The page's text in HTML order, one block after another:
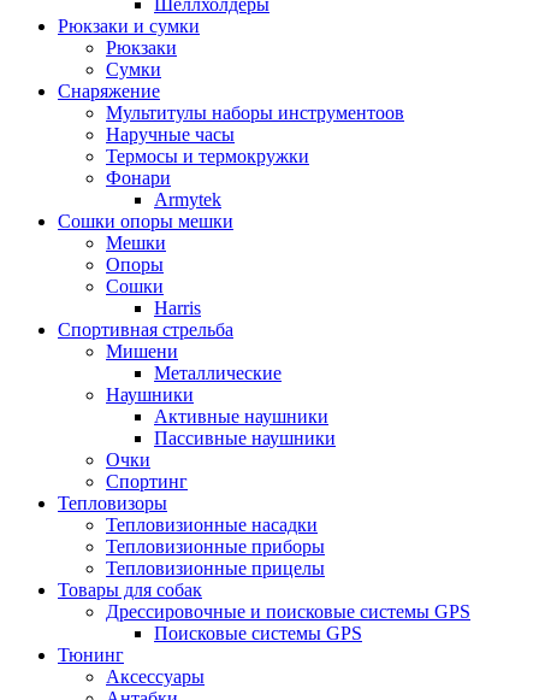
Шеллхолдеры
Рюкзаки и сумки
Рюкзаки
Сумки
Снаряжение
Мультитулы наборы инструментоов
Наручные часы
Термосы и термокружки
Фонари
Armytek
Сошки опоры мешки
Мешки
Опоры
Сошки
Harris
Спортивная стрельба
Мишени
Металлические
Наушники
Активные наушники
Пассивные наушники
Очки
Спортинг
Тепловизоры
Тепловизионные насадки
Тепловизионные приборы
Тепловизионные прицелы
Товары для собак
Дрессировочные и поисковые системы GPS
Поисковые системы GPS
Тюнинг
Аксессуары